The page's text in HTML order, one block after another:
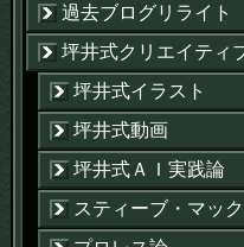
過去ブログリライト
坪井式クリエイティ
坪井式イラスト
坪井式動画
坪井式ＡＩ実践論
スティーブ・マッ